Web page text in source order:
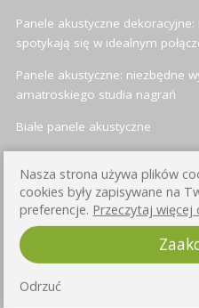
Panele akustyczne
spotykają się w idealnym
Panele akustyczne: niezbędne
amatroskiego studia nagrań
Białe panele akustyczne
INFORMACJE O WYSYŁCE
Przy każdym produkcie
standardowo jest to od 3 do 4
Nasza strona używa plików
cookies były zapisywane na
preferencje. Przeczytaj więcej
Odrzuć